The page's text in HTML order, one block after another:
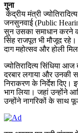
गुना
केंद्रीय मंत्री
जनसुनवाई (Public
सुन उसका समाधान करने
सिंह राजपूत भी मौजूद
दाग महोत्सव और होली
ज्योतिरादित्य सिंधिया
दरबार लगाया और उनकी
निराकरण के निर्देश दिए।
भाग लिया। जहां उन्होंने
उन्होंने नागरिकों के साथ